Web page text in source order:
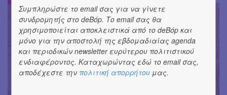
Συμπληρώστε το email σας για να γίνετε
συνδρομητής στο deBόp. Το email σας θα
χρησιμοποιείται αποκλειστικά από το deBόp και
μόνο για την αποστολή της εβδομαδιαίας agenda
και περιοδικών newsletter ευρύτερου πολιτιστικού
ενδιαφέροντος. Καταχωρώντας εδώ το email σας,
αποδέχεστε την πολιτική απορρήτου μας.